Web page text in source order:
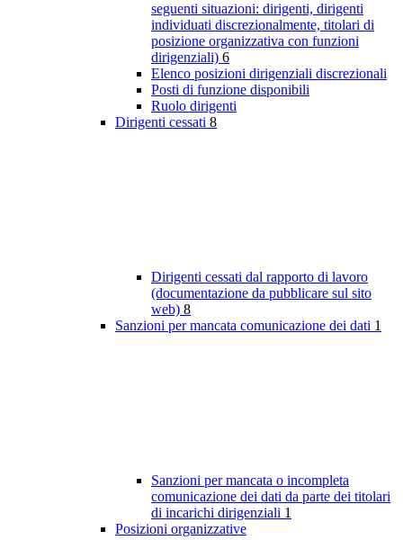
seguenti situazioni: dirigenti, dirigenti
individuati discrezionalmente, titolari di
posizione organizzativa con funzioni
dirigenziali) 6
Elenco posizioni dirigenziali discrezionali
Posti di funzione disponibili
Ruolo dirigenti
Dirigenti cessati 8
Dirigenti cessati dal rapporto di lavoro
(documentazione da pubblicare sul sito
web) 8
Sanzioni per mancata comunicazione dei dati 1
Sanzioni per mancata o incompleta
comunicazione dei dati da parte dei titolari
di incarichi dirigenziali 1
Posizioni organizzative